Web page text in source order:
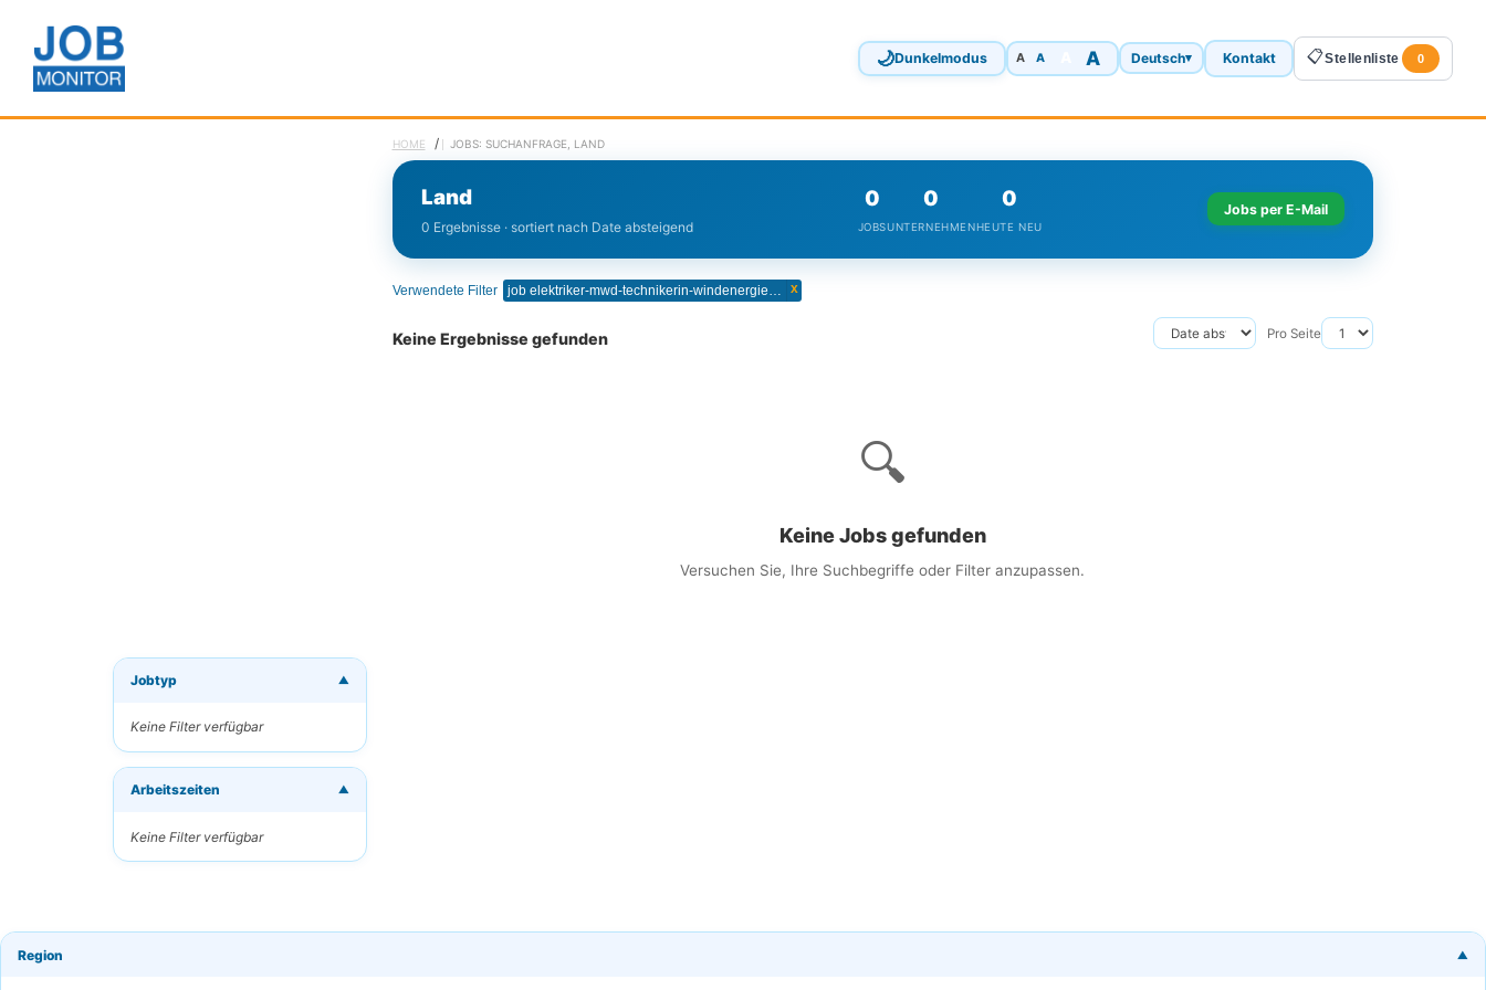
🌙Dunkelmodus A A A Deutsch▾ Kontakt 📋Stellenliste 0
HOME / JOBS: SUCHANFRAGE, LAND
Land
0 Ergebnisse · sortiert nach Date absteigend
0
JOBS
0
UNTERNEHMEN
0
HEUTE NEU
Jobs per E-Mail
Verwendete Filter x
Keine Ergebnisse gefunden Pro Seite
🔍
Keine Jobs gefunden
Versuchen Sie, Ihre Suchbegriffe oder Filter anzupassen.
Jobtyp ▼
Keine Filter verfügbar
Arbeitszeiten ▼
Keine Filter verfügbar
Region ▼